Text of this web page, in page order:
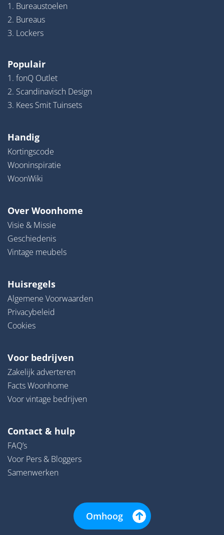
1. Bureaustoelen
2. Bureaus
3. Lockers
Populair
1. fonQ Outlet
2. Scandinavisch Design
3. Kees Smit Tuinsets
Handig
Kortingscode
Wooninspiratie
WoonWiki
Over Woonhome
Visie & Missie
Geschiedenis
Vintage meubels
Huisregels
Algemene Voorwaarden
Privacybeleid
Cookies
Voor bedrijven
Zakelijk adverteren
Facts Woonhome
Voor vintage bedrijven
Contact & hulp
FAQ’s
Voor Pers & Bloggers
Samenwerken
Omhoog